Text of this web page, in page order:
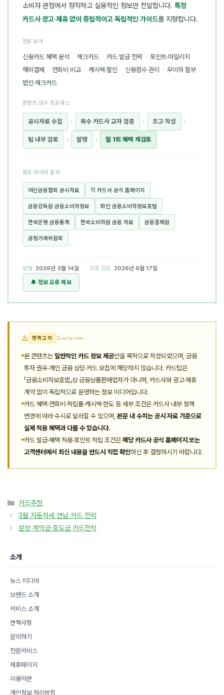
소비자 관점에서 정직하고 실용적인 정보만 전달합니다. 특정
카드사 광고·제휴 없이 중립적이고 독립적인 가이드를 지향합니다.
전문 분야
신용카드 혜택 분석 · 체크카드 · 카드 발급 전략 · 포인트·마일리지 ·
해외결제 · 연회비 비교 · 캐시백·할인 · 신용점수 관리 · 무이자 할부 ·
법인·체크카드
콘텐츠 검수 프로세스
공시자료 수집 › 복수 카드사 교차 검증 › 초고 작성 ›
팀 내부 검토 › 발행 › 월 1회 혜택 재검토
참조 데이터 출처
여신금융협회 공시자료 각 카드사 공식 홈페이지
금융감독원 금융소비자정보 파인 금융소비자정보포털
한국은행 금융통계 한국소비자원 금융 자료 금융결제원
공정거래위원회
발행 2026년 3월 14일 · 최종 검토
2026년 6월 17일
🔔 정보 오류 제보
면책고지 Disclaimer
본 콘텐츠는 일반적인 카드 정보 제공만을 목적으로 작성되었으며, 금융
투자 권유·개인 금융 상담·카드 모집에 해당하지 않습니다. 카드팁은
「금융소비자보호법」상 금융상품판매업자가 아니며, 카드사와 광고·제휴
계약 없이 독립적으로 운영하는 정보 미디어입니다.
카드 혜택·연회비·적립률·캐시백·한도 등 세부 조건은 카드사 내부 정책
변경에 따라 수시로 달라질 수 있으며,본문 내 수치는 공시 자료 기준으로
실제 적용 혜택과 다를 수 있습니다.
카드 발급·혜택 적용·포인트 적립 조건은 해당 카드사 공식 홈페이지 또는
고객센터에서 최신 내용을 반드시 직접 확인하신 후 결정하시기 바랍니다.
카
테
리
카드추천
3월 자동차세 연납 카드 전략
분양 계약금·중도금 카드전략
소개
뉴스 미디어
브랜드 소개
서비스 소개
면책사항
문의하기
전문서비스
제휴페이지
이용약관
개인정보 처리방침